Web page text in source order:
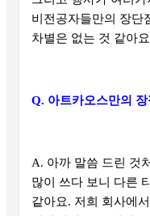
비전공자들만의 장단
차별은 없는 것 같아요
Q. 아트카오스만의
A. 아까 말씀 드린 것
많이 쓰다 보니 다른
같아요. 저희 회사에